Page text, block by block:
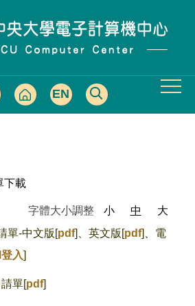
EN
下載
字體大小調整 小 中
大
單-中文版[pdf]、英文版[pdf]
、電
入]
單[pdf]